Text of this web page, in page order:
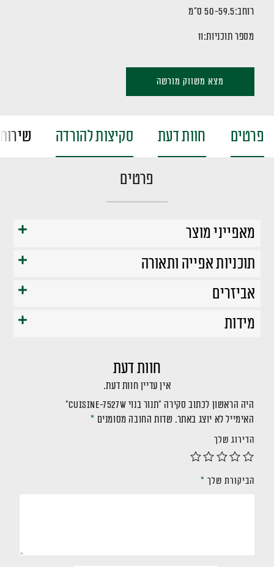
רוחב:50-59.5 ס"מ
מספר תוכניות:11
מצא משווק מורשה
פרטים חוות דעת סקיצות להורדה
פרטים
מאפייני מוצר
תוכניות אפייה ותאורה
אביזרים
מידות
חוות דעת
אין עדיין חוות דעת.
היה הראשון לכתוב סקירה “תנור בנוי CUISINE-7527W”
האימייל לא יוצג באתר. שדות החובה מסומנים *
הדירוג שלך
הביקורת שלך *